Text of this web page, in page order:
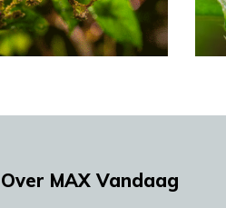
Over MAX Vandaag